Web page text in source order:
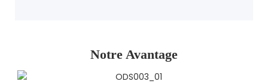
Notre Avantage